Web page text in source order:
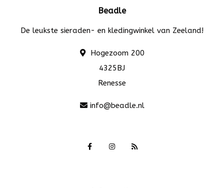
Beadle
De leukste sieraden- en kledingwinkel van Zeeland!
Hogezoom 200
4325BJ
Renesse
info@beadle.nl